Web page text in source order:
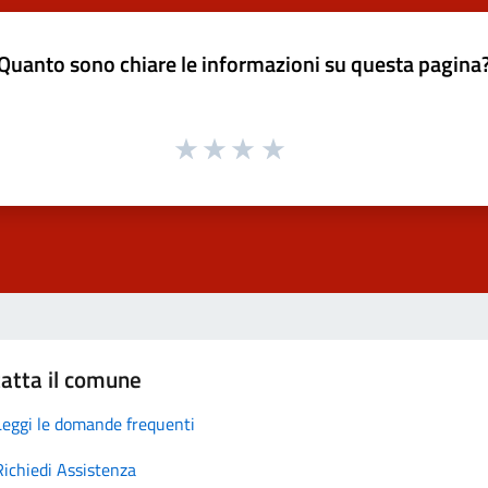
sono chiare le informazioni su questa
il comune
le domande frequenti
Assistenza